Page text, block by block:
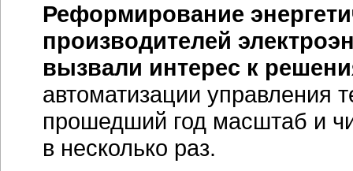
Реформирование
производителей
вызвали интерес к
автоматизации управления
прошедший год масштаб и
в несколько раз.